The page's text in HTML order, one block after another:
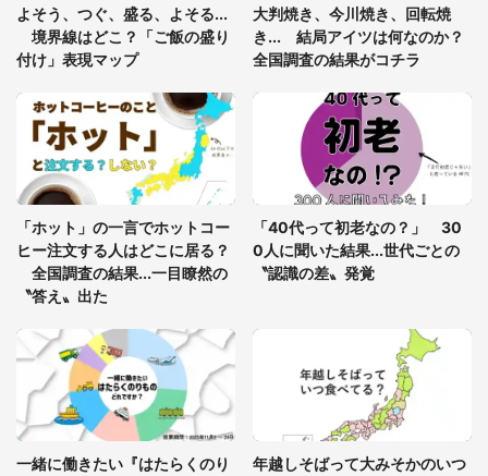
年に『手を繋いで』とお願いしたら...」 体験談に
8万人感動
7万人驚がく 「お菓子売り場ならまだしも...」「ハ
ードル高い」
あまりにも四角すぎる猫、激写される 「これもう
座布団だろ」「食パンの耳」と1.4万人困惑
よそう、つぐ、盛る、よそる...
境界線はどこ？「ご飯の盛り
付け」表現マップ
大判焼き、今川焼き、回転焼
き... 結局アイツは何なのか？
全国調査の結果がコチラ
「ホット」の一言でホットコー
ヒー注文する人はどこに居る？
全国調査の結果...一目瞭然の
〝答え〟出た
「40代って初老なの？」 30
0人に聞いた結果...世代ごとの
〝認識の差〟発覚
一緒に働きたい『はたらくのり
年越しそばって大みそかのいつ